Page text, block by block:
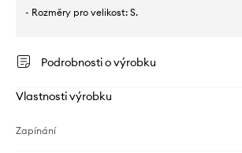
- Rozměry pro velikost: S.
Podrobnosti o výrobku
Vlastnosti výrobku
Zapínání